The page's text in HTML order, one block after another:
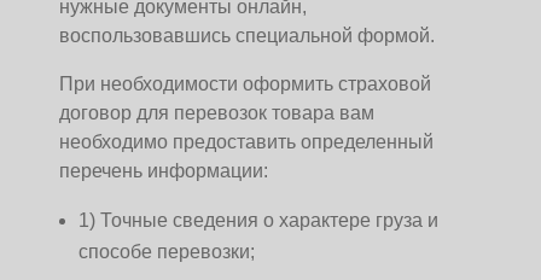
нужные документы онлайн,
воспользовавшись специальной формой.
При необходимости оформить страховой
договор для перевозок товара вам
необходимо предоставить определенный
перечень информации:
1) Точные сведения о характере груза и
способе перевозки;